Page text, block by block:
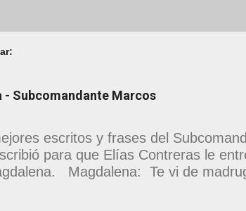
- Subcomandante Marcos
escritos y frases del
para que Elías Contreras le
Magdalena: Te vi de
era bienvenido. Pero, apenas un